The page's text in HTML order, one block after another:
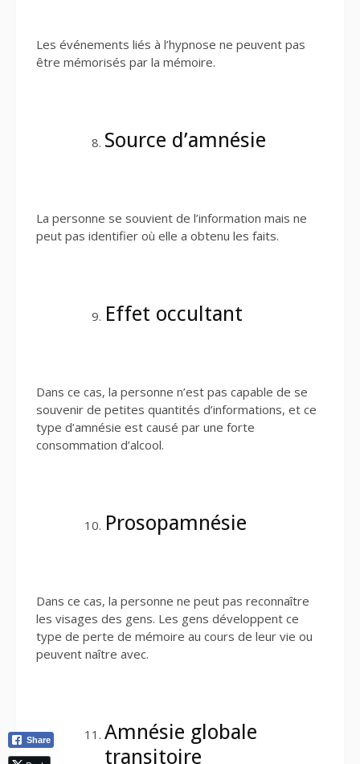
Les événements liés à l’hypnose ne peuvent pas
être mémorisés par la mémoire.
Source d’amnésie
La personne se souvient de l’information mais ne
peut pas identifier où elle a obtenu les faits.
Effet occultant
Dans ce cas, la personne n’est pas capable de se
souvenir de petites quantités d’informations, et ce
type d’amnésie est causé par une forte
consommation d’alcool.
Prosopamnésie
Dans ce cas, la personne ne peut pas reconnaître
les visages des gens. Les gens développent ce
type de perte de mémoire au cours de leur vie ou
peuvent naître avec.
Amnésie globale
transitoire
Share